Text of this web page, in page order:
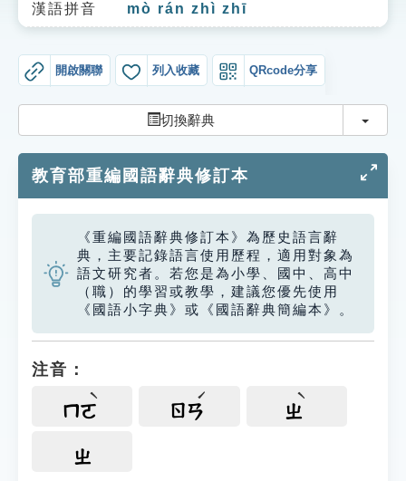
生字詞彙表
成語故事
索引選單
單字索引
生命大百科索引
遊戲專區
教學應用
貓頭鷹博士
漢語拼音 mò rán zhì zhī
開啟關聯 列入收藏 QRcode分享
切換辭典 切換
教育部重編國語辭典修訂本
《重編國語辭典修訂本》為歷史語言辭
典，主要記錄語言使用歷程，適用對象為
語文研究者。若您是為小學、國中、高中
（職）的學習或教學，建議您優先使用
《國語小字典》或《國語辭典簡編本》。
注音：
ㄇㄛ ㄖㄢ ㄓ
ㄓ